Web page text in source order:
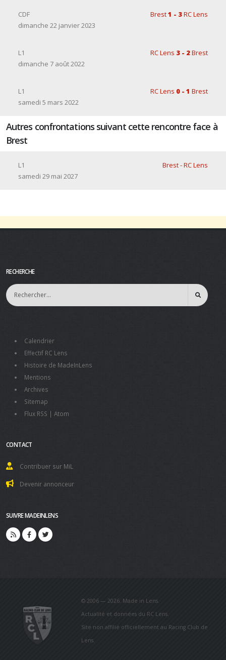
CDF Brest1 - 3RC Lens
dimanche 22 janvier 2023
L1 RC Lens 3 - 2Brest
dimanche 7 août 2022
L1 RC Lens 0 - 1 Brest
samedi 5 mars 2022
Autres confrontations suivant cette rencontre face à
Brest
L1
Brest - RC Lens
samedi 29 mai 2027
RECHERCHE
Calendrier
Effectif RC Lens
Histoire de MadeInLens
Mentions
Archives
Sitemap
Flux RSS | Atom
CONTACT
Contribuer sur MiL
Devenir annonceur
SUIVRE MADEINLENS
© 2006 — 2026. Made in Lens.
Actualité et données du RC Lens.
Site non affilié officiellement au Racing Club de
Lens.